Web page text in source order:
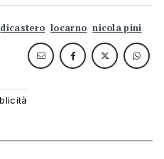
dicastero locarno nicola pini